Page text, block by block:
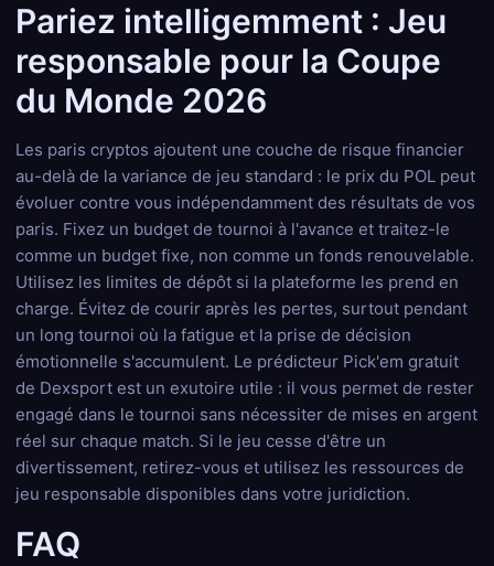
Pariez intelligemment : Jeu
responsable pour la Coupe
du Monde 2026
Les paris cryptos ajoutent une couche de risque financier
au-delà de la variance de jeu standard : le prix du POL peut
évoluer contre vous indépendamment des résultats de vos
paris. Fixez un budget de tournoi à l'avance et traitez-le
comme un budget fixe, non comme un fonds renouvelable.
Utilisez les limites de dépôt si la plateforme les prend en
charge. Évitez de courir après les pertes, surtout pendant
un long tournoi où la fatigue et la prise de décision
émotionnelle s'accumulent. Le prédicteur Pick'em gratuit
de Dexsport est un exutoire utile : il vous permet de rester
engagé dans le tournoi sans nécessiter de mises en argent
réel sur chaque match. Si le jeu cesse d'être un
divertissement, retirez-vous et utilisez les ressources de
jeu responsable disponibles dans votre juridiction.
FAQ